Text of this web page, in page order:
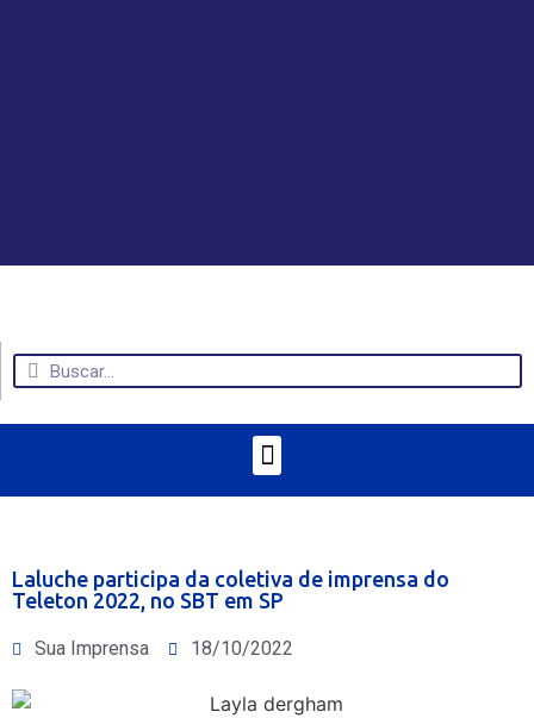
Laluche participa da coletiva de imprensa do
Teleton 2022, no SBT em SP
Sua Imprensa 18/10/2022